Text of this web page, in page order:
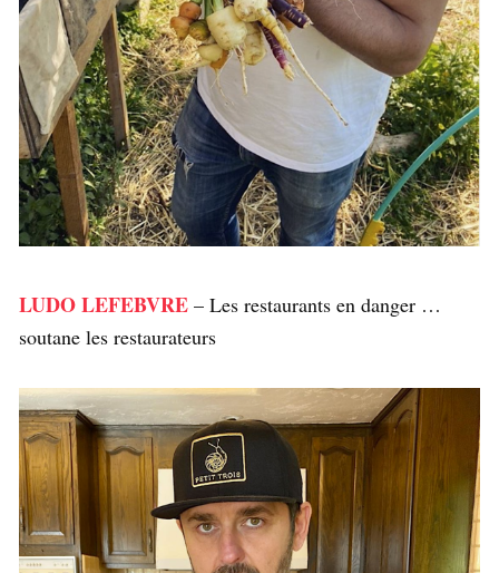
LUDO LEFEBVRE – Les restaurants en danger …
soutane les restaurateurs